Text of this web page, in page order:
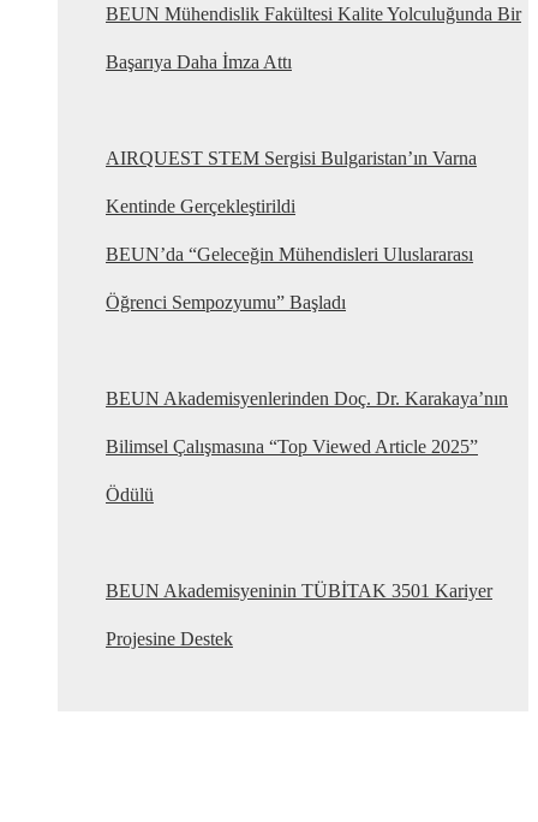
BEUN Mühendislik Fakültesi Kalite Yolculuğunda Bir
Başarıya Daha İmza Attı
AIRQUEST STEM Sergisi Bulgaristan’ın Varna
Kentinde Gerçekleştirildi
BEUN’da “Geleceğin Mühendisleri Uluslararası
Öğrenci Sempozyumu” Başladı
BEUN Akademisyenlerinden Doç. Dr. Karakaya’nın
Bilimsel Çalışmasına “Top Viewed Article 2025”
Ödülü
BEUN Akademisyeninin TÜBİTAK 3501 Kariyer
Projesine Destek